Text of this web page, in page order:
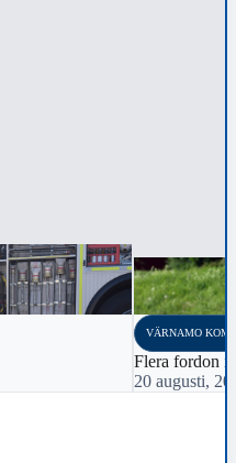
VÄRNAMO
Flera fordon i
20 augusti,